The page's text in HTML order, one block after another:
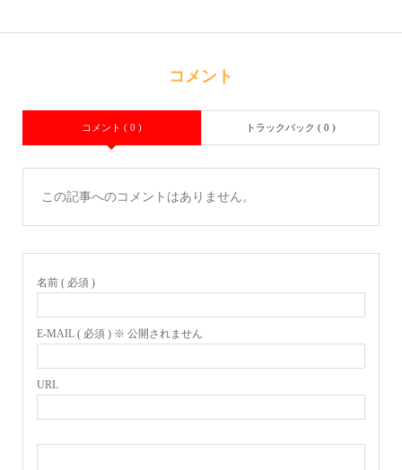
コメント
コメント ( 0 ) トラックバック ( 0 )
この記事へのコメントはありません。
名前 ( 必須 )
E-MAIL ( 必須 ) ※ 公開されません
URL